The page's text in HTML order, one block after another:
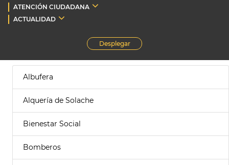
ATENCIÓN CIUDADANA
ACTUALIDAD
Desplegar
Albufera
Alquería de Solache
Bienestar Social
Bomberos